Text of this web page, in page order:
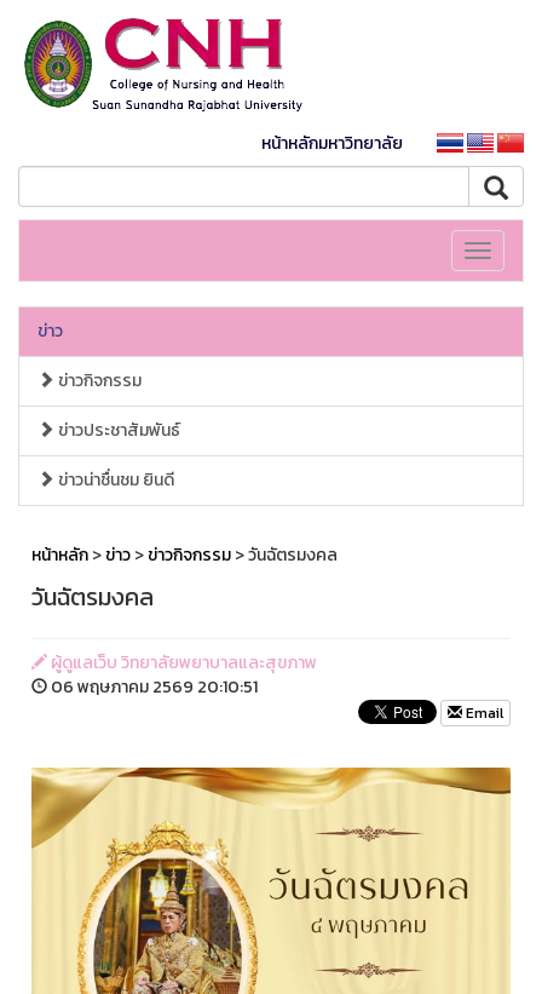
หน้าหลักมหาวิทยาลัย
Toggle
ข่าว
ข่าวกิจกรรม
ข่าวประชาสัมพันธ์
ข่าวน่าชื่นชม ยินดี
หน้าหลัก>ข่าว>ข่าวกิจกรรม> วันฉัตรมงคล
วันฉัตรมงคล
ผู้ดูแลเว็บ วิทยาลัยพยาบาลและสุขภาพ
06 พฤษภาคม 2569 20:10:51
Email